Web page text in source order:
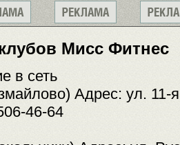
Мисс Фитнес
в сеть
Адрес: ул. 11-
46-64